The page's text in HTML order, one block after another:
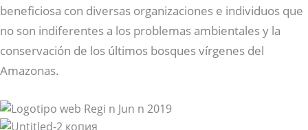
beneficiosa con diversas organizaciones e individuos que
no son indiferentes a los problemas ambientales y la
conservación de los últimos bosques vírgenes del
Amazonas.